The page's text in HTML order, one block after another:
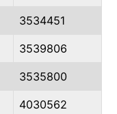
3534451
3539806
3535800
4030562